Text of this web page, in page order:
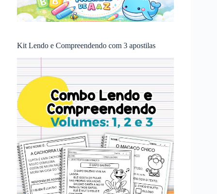
Kit Lendo e Compreendendo com 3 apostilas